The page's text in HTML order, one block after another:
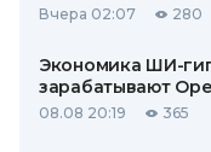
Вчера 02:07 280
Экономика ШИ-
зарабатывают
08.08 20:19 365